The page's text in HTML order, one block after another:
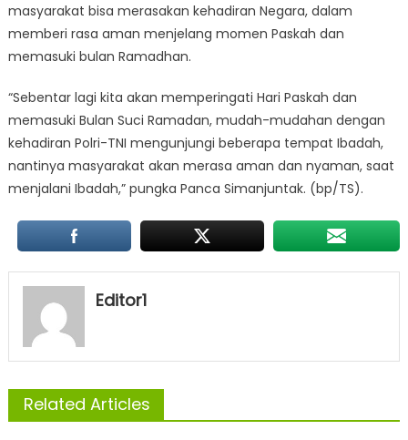
masyarakat bisa merasakan kehadiran Negara, dalam
memberi rasa aman menjelang momen Paskah dan
memasuki bulan Ramadhan.
“Sebentar lagi kita akan memperingati Hari Paskah dan
memasuki Bulan Suci Ramadan, mudah-mudahan dengan
kehadiran Polri-TNI mengunjungi beberapa tempat Ibadah,
nantinya masyarakat akan merasa aman dan nyaman, saat
menjalani Ibadah,” pungka Panca Simanjuntak. (bp/TS).
Editor1
Related Articles